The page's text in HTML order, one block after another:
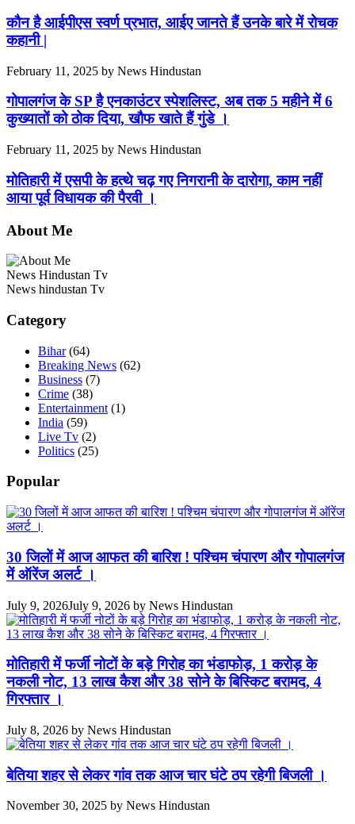
कौन है आईपीएस स्वर्ण प्रभात, आईए जानते हैं उनके बारे में रोचक
कहानी |
February 11, 2025 by News Hindustan
गोपालगंज के SP है एनकाउंटर स्पेशलिस्ट, अब तक 5 महीने में 6
कुख्यातों को ठोक दिया, खौफ खाते हैं गुंडे ।
February 11, 2025 by News Hindustan
मोतिहारी में एसपी के हत्थे चढ़ गए निगरानी के दारोगा, काम नहीं
आया पूर्व विधायक की पैरवी ।
About Me
News Hindustan Tv
News hindustan Tv
Category
Bihar(64)
Breaking News (62)
Business (7)
Crime (38)
Entertainment (1)
India (59)
Live Tv (2)
Politics (25)
Popular
30 जिलों में आज आफत की बारिश ! पश्चिम चंपारण और गोपालगंज
में ऑरेंज अलर्ट ।
July 9, 2026July 9, 2026 by News Hindustan
मोतिहारी में फर्जी नोटों के बड़े गिरोह का भंडाफोड़, 1 करोड़ के
नकली नोट, 13 लाख कैश और 38 सोने के बिस्किट बरामद, 4
गिरफ्तार ।
July 8, 2026 by News Hindustan
बेतिया शहर से लेकर गांव तक आज चार घंटे ठप रहेगी बिजली ।
November 30, 2025 by News Hindustan